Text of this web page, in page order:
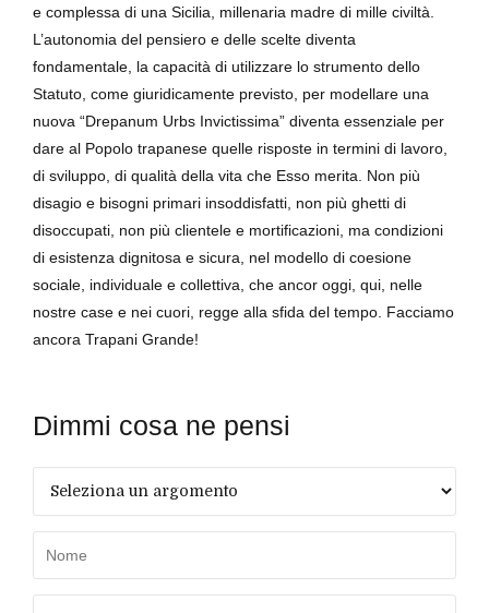
e complessa di una Sicilia, millenaria madre di mille civiltà.
L’autonomia del pensiero e delle scelte diventa
fondamentale, la capacità di utilizzare lo strumento dello
Statuto, come giuridicamente previsto, per modellare una
nuova “Drepanum Urbs Invictissima” diventa essenziale per
dare al Popolo trapanese quelle risposte in termini di lavoro,
di sviluppo, di qualità della vita che Esso merita. Non più
disagio e bisogni primari insoddisfatti, non più ghetti di
disoccupati, non più clientele e mortificazioni, ma condizioni
di esistenza dignitosa e sicura, nel modello di coesione
sociale, individuale e collettiva, che ancor oggi, qui, nelle
nostre case e nei cuori, regge alla sfida del tempo. Facciamo
ancora Trapani Grande!
Dimmi cosa ne pensi